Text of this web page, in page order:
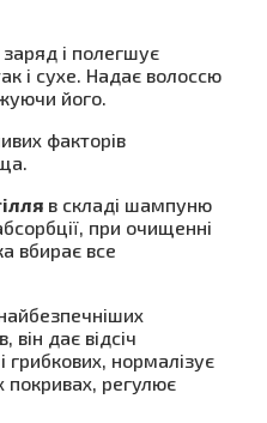
і полегшує
і сухе. Надає волоссю
його.
факторів
в складі шампуню
при очищенні
вбирає все
він дає відсіч
грибкових, нормалізує
покривах, регулює